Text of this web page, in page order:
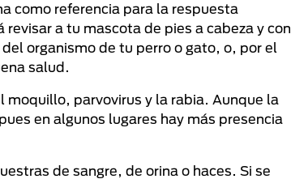
como referencia para la respuesta
a tu mascota de pies a cabeza y con
organismo de tu perro o gato, o, por el
salud.
parvovirus y la rabia. Aunque la
en algunos lugares hay más presencia
de sangre, de orina o haces. Si se